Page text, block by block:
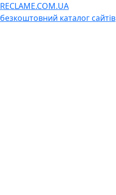
RECLAME.COM.UA
безкоштовний каталог сайтів